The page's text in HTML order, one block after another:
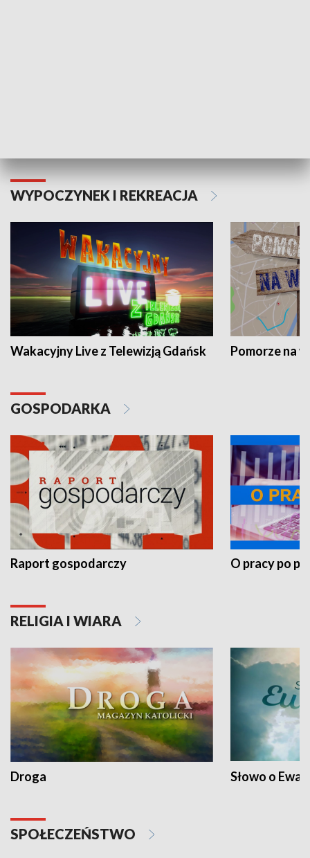
WYPOCZYNEK I REKREACJA
Wakacyjny Live z Telewizją Gdańsk Pomorze na
GOSPODARKA
Raport gospodarczy O pracy po
RELIGIA I WIARA
Droga Słowo o
SPOŁECZEŃSTWO